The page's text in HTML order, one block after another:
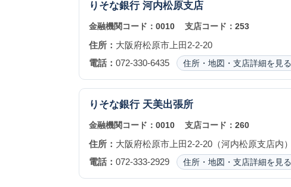
りそな銀行 河内松原支店
金融機関コード： 0010 支店コード： 253
住所： 大阪府松原市上田2-2-20
電話： 072-330-6435 住所・地図・支店詳細を見る
りそな銀行 天美出張所
金融機関コード： 0010 支店コード： 260
住所： 大阪府松原市上田2-2-20（河内松原支店内）
電話： 072-333-2929 住所・地図・支店詳細を見る